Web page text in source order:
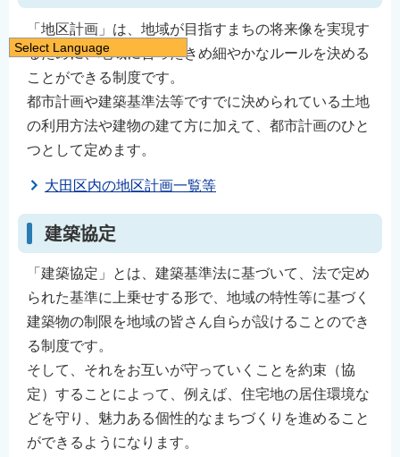
「地区計画」は、地域が目指すまちの将来像を実現す
るために、地域に合ったきめ細やかなルールを決める
ことができる制度です。
都市計画や建築基準法等ですでに決められている土地
の利用方法や建物の建て方に加えて、都市計画のひと
つとして定めます。
大田区内の地区計画一覧等
建築協定
「建築協定」とは、建築基準法に基づいて、法で定め
られた基準に上乗せする形で、地域の特性等に基づく
建築物の制限を地域の皆さん自らが設けることのでき
る制度です。
そして、それをお互いが守っていくことを約束（協
定）することによって、例えば、住宅地の居住環境な
どを守り、魅力ある個性的なまちづくりを進めること
ができるようになります。
Select Language
日本語
English
简体中文
繁體中文
한국어
Filipino